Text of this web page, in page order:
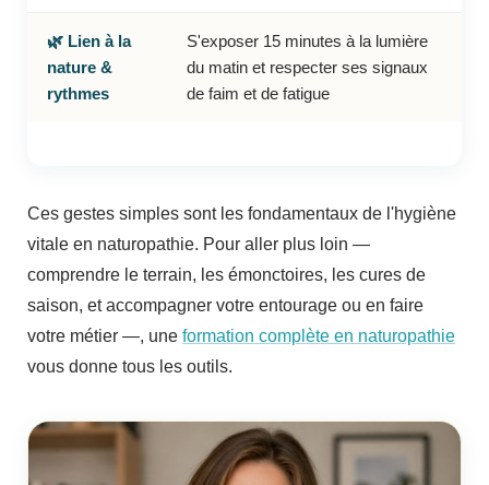
🌿 Lien à la
nature &
rythmes
S'exposer 15 minutes à la lumière
du matin et respecter ses signaux
de faim et de fatigue
Ces gestes simples sont les fondamentaux de l'hygiène
vitale en naturopathie. Pour aller plus loin —
comprendre le terrain, les émonctoires, les cures de
saison, et accompagner votre entourage ou en faire
votre métier —, une formation complète en naturopathie
vous donne tous les outils.